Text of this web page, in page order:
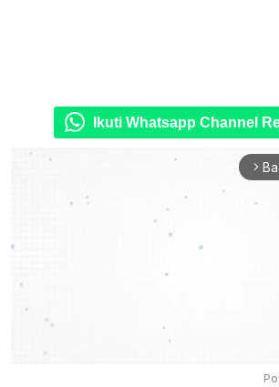
Ikuti Whatsapp Channel
arrow_forward_ios